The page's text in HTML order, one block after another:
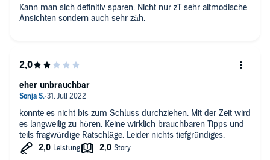
Kann man sich definitiv sparen. Nicht nur zT sehr altmodische
Ansichten sondern auch sehr zäh.
konnte es nicht bis zum Schluss durchziehen. Mit der Zeit wird
es langweilig zu hören. Keine wirklich brauchbaren Tipps und
teils fragwürdige Ratschläge. Leider nichts tiefgründiges.
eher unbrauchbar